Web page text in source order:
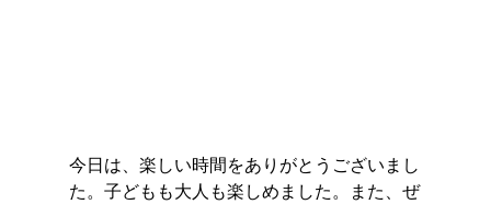
今日は、楽しい時間をありがとうございまし
た。子どもも大人も楽しめました。また、ぜ